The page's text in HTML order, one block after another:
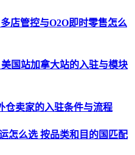
店管控与O2O即时零售怎么
国站加拿大站的入驻与模块
仓卖家的入驻条件与流程
怎么选 按品类和目的国匹配